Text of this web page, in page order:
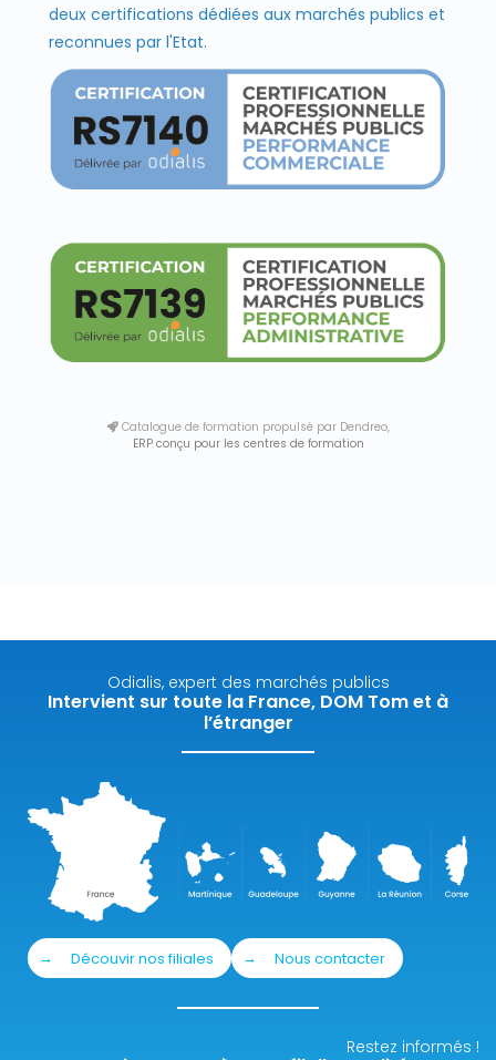
deux certifications dédiées aux marchés publics et
reconnues par l'Etat.
Catalogue de formation propulsé par Dendreo,
ERP conçu pour les centres de formation
Odialis, expert des marchés publics
Intervient sur toute la France, DOM Tom et à
l’étranger
Découvir nos filiales Nous contacter
Restez informés !